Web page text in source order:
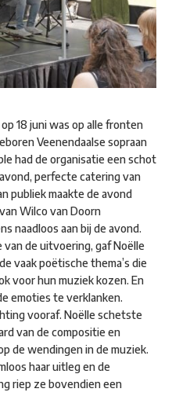
18 juni was op alle fronten
Veenendaalse sopraan
had de organisatie een schot
perfecte catering van
publiek maakte de avond
Wilco van Doorn
naadloos aan bij de avond.
de uitvoering, gaf Noëlle
vaak poëtische thema’s die
voor hun muziek kozen. En
emoties te verklanken.
vooraf. Noëlle schetste
van de compositie en
de wendingen in de muziek.
haar uitleg en de
riep ze bovendien een